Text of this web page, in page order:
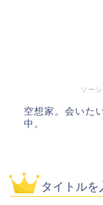
ソー
空想家。会いた
中。
タイトルを